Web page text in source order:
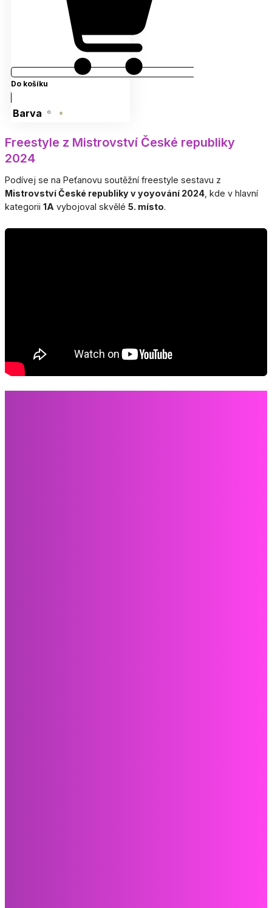
Do košíku
Barva
Freestyle z Mistrovství České republiky
2024
Podívej se na Peťanovu soutěžní freestyle sestavu z
Mistrovství České republiky v yoyování 2024 , kde v hlavní
kategorii 1A vybojoval skvělé 5. místo.